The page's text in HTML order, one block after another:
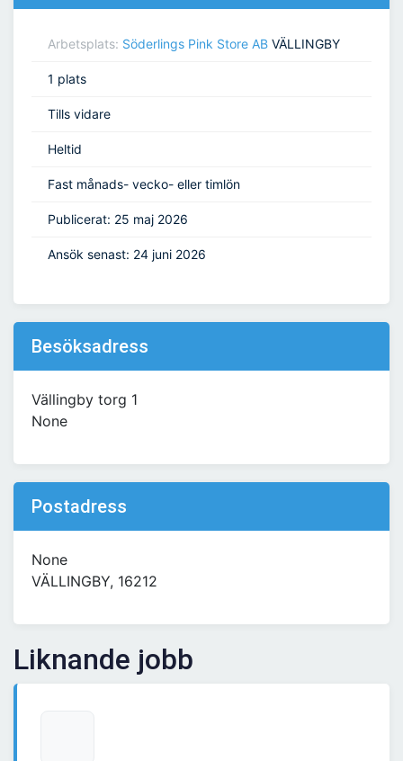
Arbetsplats: Söderlings Pink Store AB VÄLLINGBY
1 plats
Tills vidare
Heltid
Fast månads- vecko- eller timlön
Publicerat: 25 maj 2026
Ansök senast: 24 juni 2026
Besöksadress
Vällingby torg 1
None
Postadress
None
VÄLLINGBY, 16212
Liknande jobb